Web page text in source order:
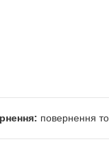
повернення